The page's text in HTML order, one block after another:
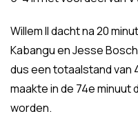
Willem II dacht na 20
Kabangu en Jesse
dus een totaalstand van
maakte in de 74e minuut
worden.